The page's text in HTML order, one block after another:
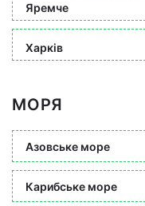
Яремче
Харків
МОРЯ
Азовське море
Карибське море